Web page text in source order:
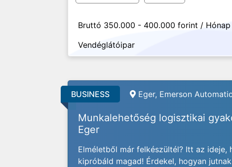
Bruttó 350.000 - 400.000 forint / Hónap
Vendéglátóipar
BUSINESS Eger, Emerson
Munkalehetőség logisztikai
Eger
Elméletből már felkészültél? Itt az ideje,
kipróbáld magad! Érdekel, hogyan